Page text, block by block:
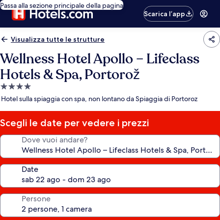
Passa alla sezione principale della pagina
Scarica l’app
Visualizza tutte le strutture
Wellness Hotel Apollo – Lifeclass
Hotels & Spa, Portorož
Struttura
a
stelle
Hotel sulla spiaggia con spa, non lontano da Spiaggia di Portoroz
Scegli le date per vedere i prezzi
Dove vuoi andare?
Date
Persone